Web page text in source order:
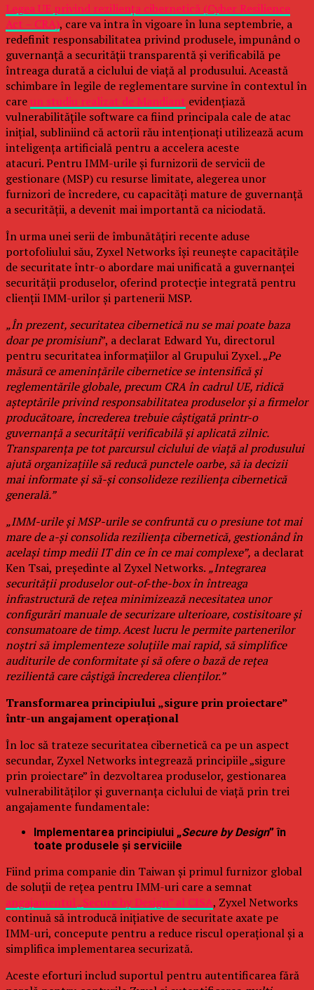
Legea UE privind reziliența cibernetică (Cyber Resilience
Act – CRA), care va intra în vigoare în luna septembrie, a
redefinit responsabilitatea privind produsele, impunând o
guvernanță a securității transparentă și verificabilă pe
întreaga durată a ciclului de viață al produsului. Această
schimbare în legile de reglementare survine în contextul în
careun studiu realizat de Mandiant evidențiază
vulnerabilitățile software ca fiind principala cale de atac
inițial, subliniind că actorii rău intenționați utilizează acum
inteligența artificială pentru a accelera aceste
atacuri. Pentru IMM-urile și furnizorii de servicii de
gestionare (MSP) cu resurse limitate, alegerea unor
furnizori de încredere, cu capacități mature de guvernanță
a securității, a devenit mai importantă ca niciodată.
În urma unei serii de îmbunătățiri recente aduse
portofoliului său, Zyxel Networks își reunește capacitățile
de securitate într-o abordare mai unificată a guvernanței
securității produselor, oferind protecție integrată pentru
clienții IMM-urilor și partenerii MSP.
„În prezent, securitatea cibernetică nu se mai poate baza
doar pe promisiuni”, a declarat Edward Yu, directorul
pentru securitatea informațiilor al Grupului Zyxel. „Pe
măsură ce amenințările cibernetice se intensifică și
reglementările globale, precum CRA în cadrul UE, ridică
așteptările privind responsabilitatea produselor și a firmelor
producătoare, încrederea trebuie câștigată printr-o
guvernanță a securității verificabilă și aplicată zilnic.
Transparența pe tot parcursul ciclului de viață al produsului
ajută organizațiile să reducă punctele oarbe, să ia decizii
mai informate și să-și consolideze reziliența cibernetică
generală.”
„IMM-urile și MSP-urile se confruntă cu o presiune tot mai
mare de a-și consolida reziliența cibernetică, gestionând în
același timp medii IT din ce în ce mai complexe”, a declarat
Ken Tsai, președinte al Zyxel Networks. „Integrarea
securității produselor out-of-the-box în întreaga
infrastructură de rețea minimizează necesitatea unor
configurări manuale de securizare ulterioare, costisitoare și
consumatoare de timp. Acest lucru le permite partenerilor
noștri să implementeze soluțiile mai rapid, să simplifice
auditurile de conformitate și să ofere o bază de rețea
rezilientă care câștigă încrederea clienților.”
Transformarea principiului „sigure prin proiectare”
într-un angajament operațional
În loc să trateze securitatea cibernetică ca pe un aspect
secundar, Zyxel Networks integrează principiile „sigure
prin proiectare” în dezvoltarea produselor, gestionarea
vulnerabilităților și guvernanța ciclului de viață prin trei
angajamente fundamentale:
Implementarea principiului „Secure by Design” în
toate produsele și serviciile
Fiind prima companie din Taiwan și primul furnizor global
de soluții de rețea pentru IMM-uri care a semnat
angajamentul „Secure by Design” al CISA, Zyxel Networks
continuă să introducă inițiative de securitate axate pe
IMM-uri, concepute pentru a reduce riscul operațional și a
simplifica implementarea securizată.
Aceste eforturi includ suportul pentru autentificarea fără